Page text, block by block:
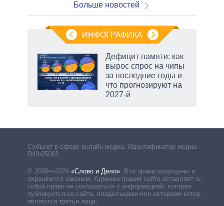
Больше новостей
ИНФОГРАФИКА
Дефицит памяти: как
вырос спрос на чипы
за последние годы и
что прогнозируют на
2027-й
Субъект в сфере онлайн-медиа. Идентификатор медиа –
R40-05063
© 2009—2026 «Слово и Дело». Все права защищены и
охраняются законом. Администрация сайта оставляет за
собой право не соглашаться с информацией, которая
публикуется на сайте, владельцами или авторами которой
являются третьи лица.